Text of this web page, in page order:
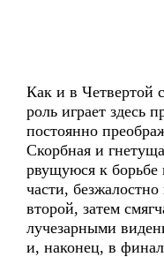
Как и в Четвертой
роль играет здесь
постоянно
Скорбная и
рвущуюся к борьбе
части,
второй, затем
лучезарными
и, наконец, в